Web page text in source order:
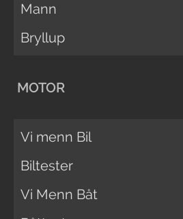
Mann
Bryllup
MOTOR
Vi menn Bil
Biltester
Vi Menn Båt